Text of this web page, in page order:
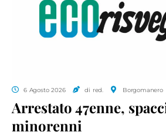
6 Agosto 2026 di red. Borgomanero
Arrestato 47enne,
minorenni